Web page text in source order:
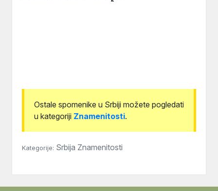
Ostale spomenike u Srbiji možete pogledati
u kategoriji Znamenitosti.
Kategorije: Srbija Znamenitosti